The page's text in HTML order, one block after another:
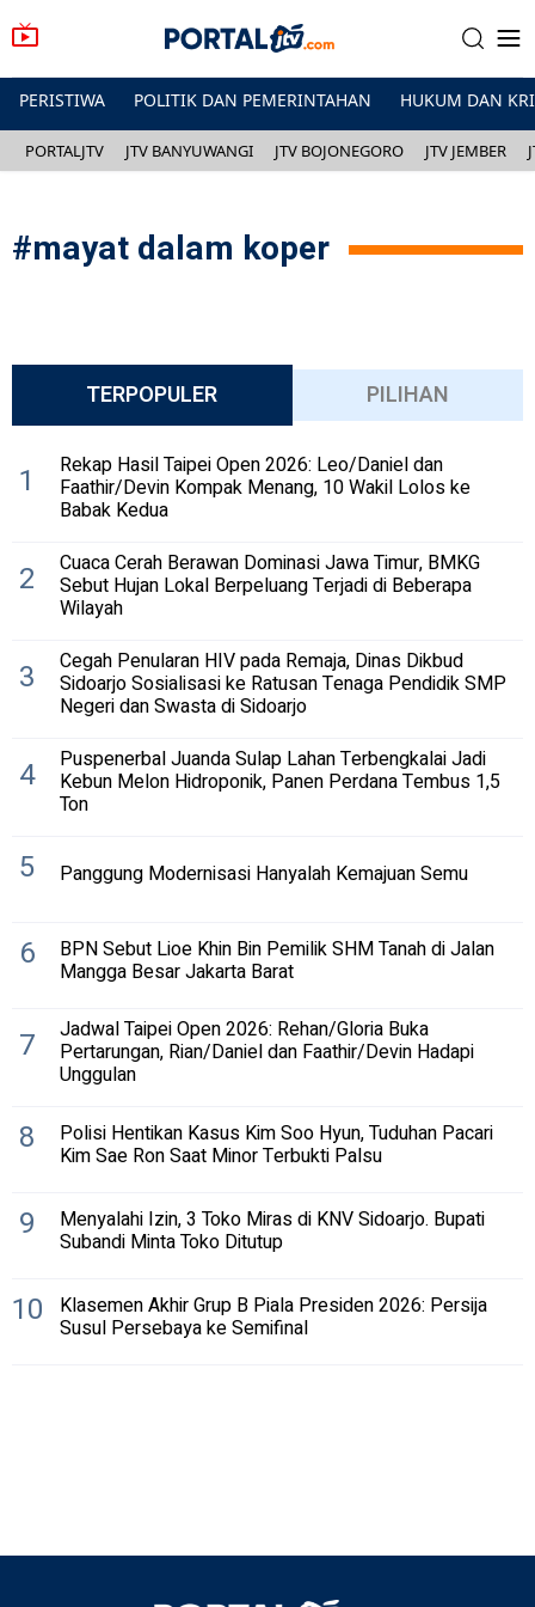
PERISTIWA POLITIK DAN PEMERINTAHAN HUKUM DAN
PORTALJTV JTV BANYUWANGI JTV BOJONEGORO JTV JEMBER
#mayat dalam koper
TERPOPULER PILIHAN
1 Rekap Hasil Taipei Open 2026: Leo/Daniel dan
Faathir/Devin Kompak Menang, 10 Wakil Lolos ke
Babak Kedua
2 Cuaca Cerah Berawan Dominasi Jawa Timur, BMKG
Sebut Hujan Lokal Berpeluang Terjadi di Beberapa
Wilayah
3 Cegah Penularan HIV pada Remaja, Dinas Dikbud
Sidoarjo Sosialisasi ke Ratusan Tenaga Pendidik SMP
Negeri dan Swasta di Sidoarjo
4 Puspenerbal Juanda Sulap Lahan Terbengkalai Jadi
Kebun Melon Hidroponik, Panen Perdana Tembus 1,5
Ton
5 Panggung Modernisasi Hanyalah Kemajuan Semu
6 BPN Sebut Lioe Khin Bin Pemilik SHM Tanah di Jalan
Mangga Besar Jakarta Barat
7 Jadwal Taipei Open 2026: Rehan/Gloria Buka
Pertarungan, Rian/Daniel dan Faathir/Devin Hadapi
Unggulan
8 Polisi Hentikan Kasus Kim Soo Hyun, Tuduhan Pacari
Kim Sae Ron Saat Minor Terbukti Palsu
9 Menyalahi Izin, 3 Toko Miras di KNV Sidoarjo. Bupati
Subandi Minta Toko Ditutup
10 Klasemen Akhir Grup B Piala Presiden 2026: Persija
Susul Persebaya ke Semifinal